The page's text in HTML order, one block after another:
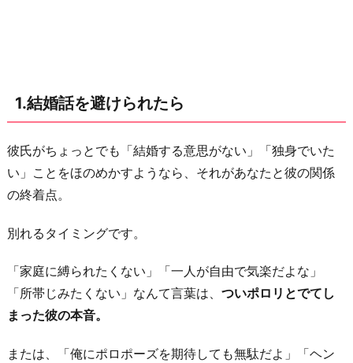
た
ら
3.
彼
氏
冷
た
く
な
た
1.結婚話を避けられたら
彼氏がちょっとでも「結婚する意思がない」「独身でいた
い」ことをほのめかすようなら、それがあなたと彼の関係
の終着点。
別れるタイミングです。
「家庭に縛られたくない」「一人が自由で気楽だよな」
「所帯じみたくない」なんて言葉は、 ついポロリとでてし
まった彼の本音。
または、「俺にポロポーズを期待しても無駄だよ」「ヘン